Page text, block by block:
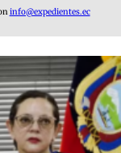
info@expedientes.ec